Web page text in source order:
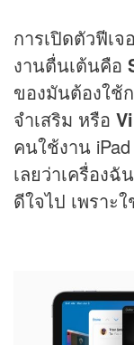
การเปิดตัวฟีเจ
งานตื่นเต้นคือ
ของมันต้องใช้
จำเสริม หรือ
คนใช้งาน
เลยว่าเครื่อง
ดีใจไป เพราะ